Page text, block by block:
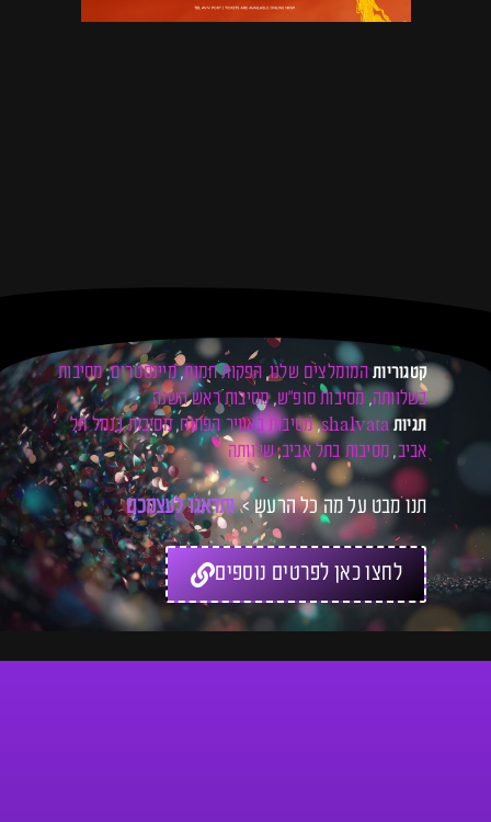
קטגוריות המומלצים שלנו, הפקות חמות,מיינסטרים,מסיבות
בשלוותה, מסיבות סופ"ש,מסיבות ראש השנה
תגיות shalvata
,מסיבות באוויר הפתוח,מסיבות בנמל תל
אביב, מסיבות בתל אביב,שלוותה
תנו מבט על מה כל הרעש > ותדאגו לעצמכם לכ
לחצו כאן לפרטים נוספים